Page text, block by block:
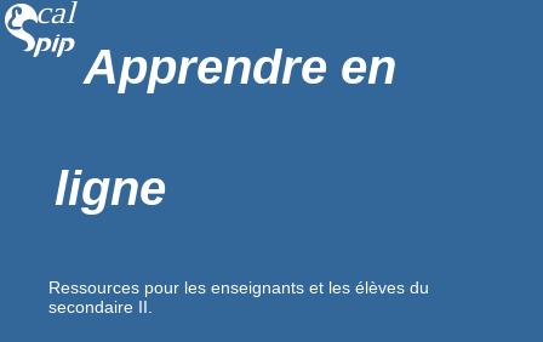
Apprendre en
ligne
Ressources pour les enseignants et les élèves du
secondaire II.